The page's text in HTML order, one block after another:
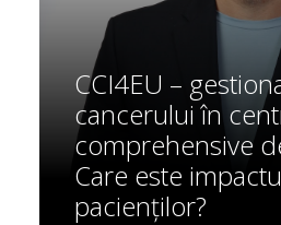
CCI4EU –
cancerului în
comprehensive
Care este
pacienților?